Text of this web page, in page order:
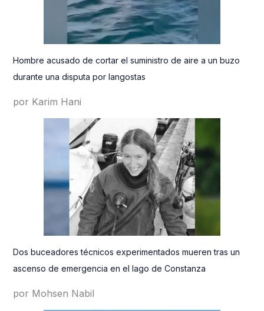
Hombre acusado de cortar el suministro de aire a un buzo
durante una disputa por langostas
por Karim Hani
Dos buceadores técnicos experimentados mueren tras un
ascenso de emergencia en el lago de Constanza
por Mohsen Nabil